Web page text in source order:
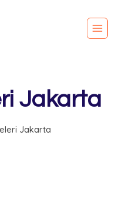
Jakarta
Jakarta